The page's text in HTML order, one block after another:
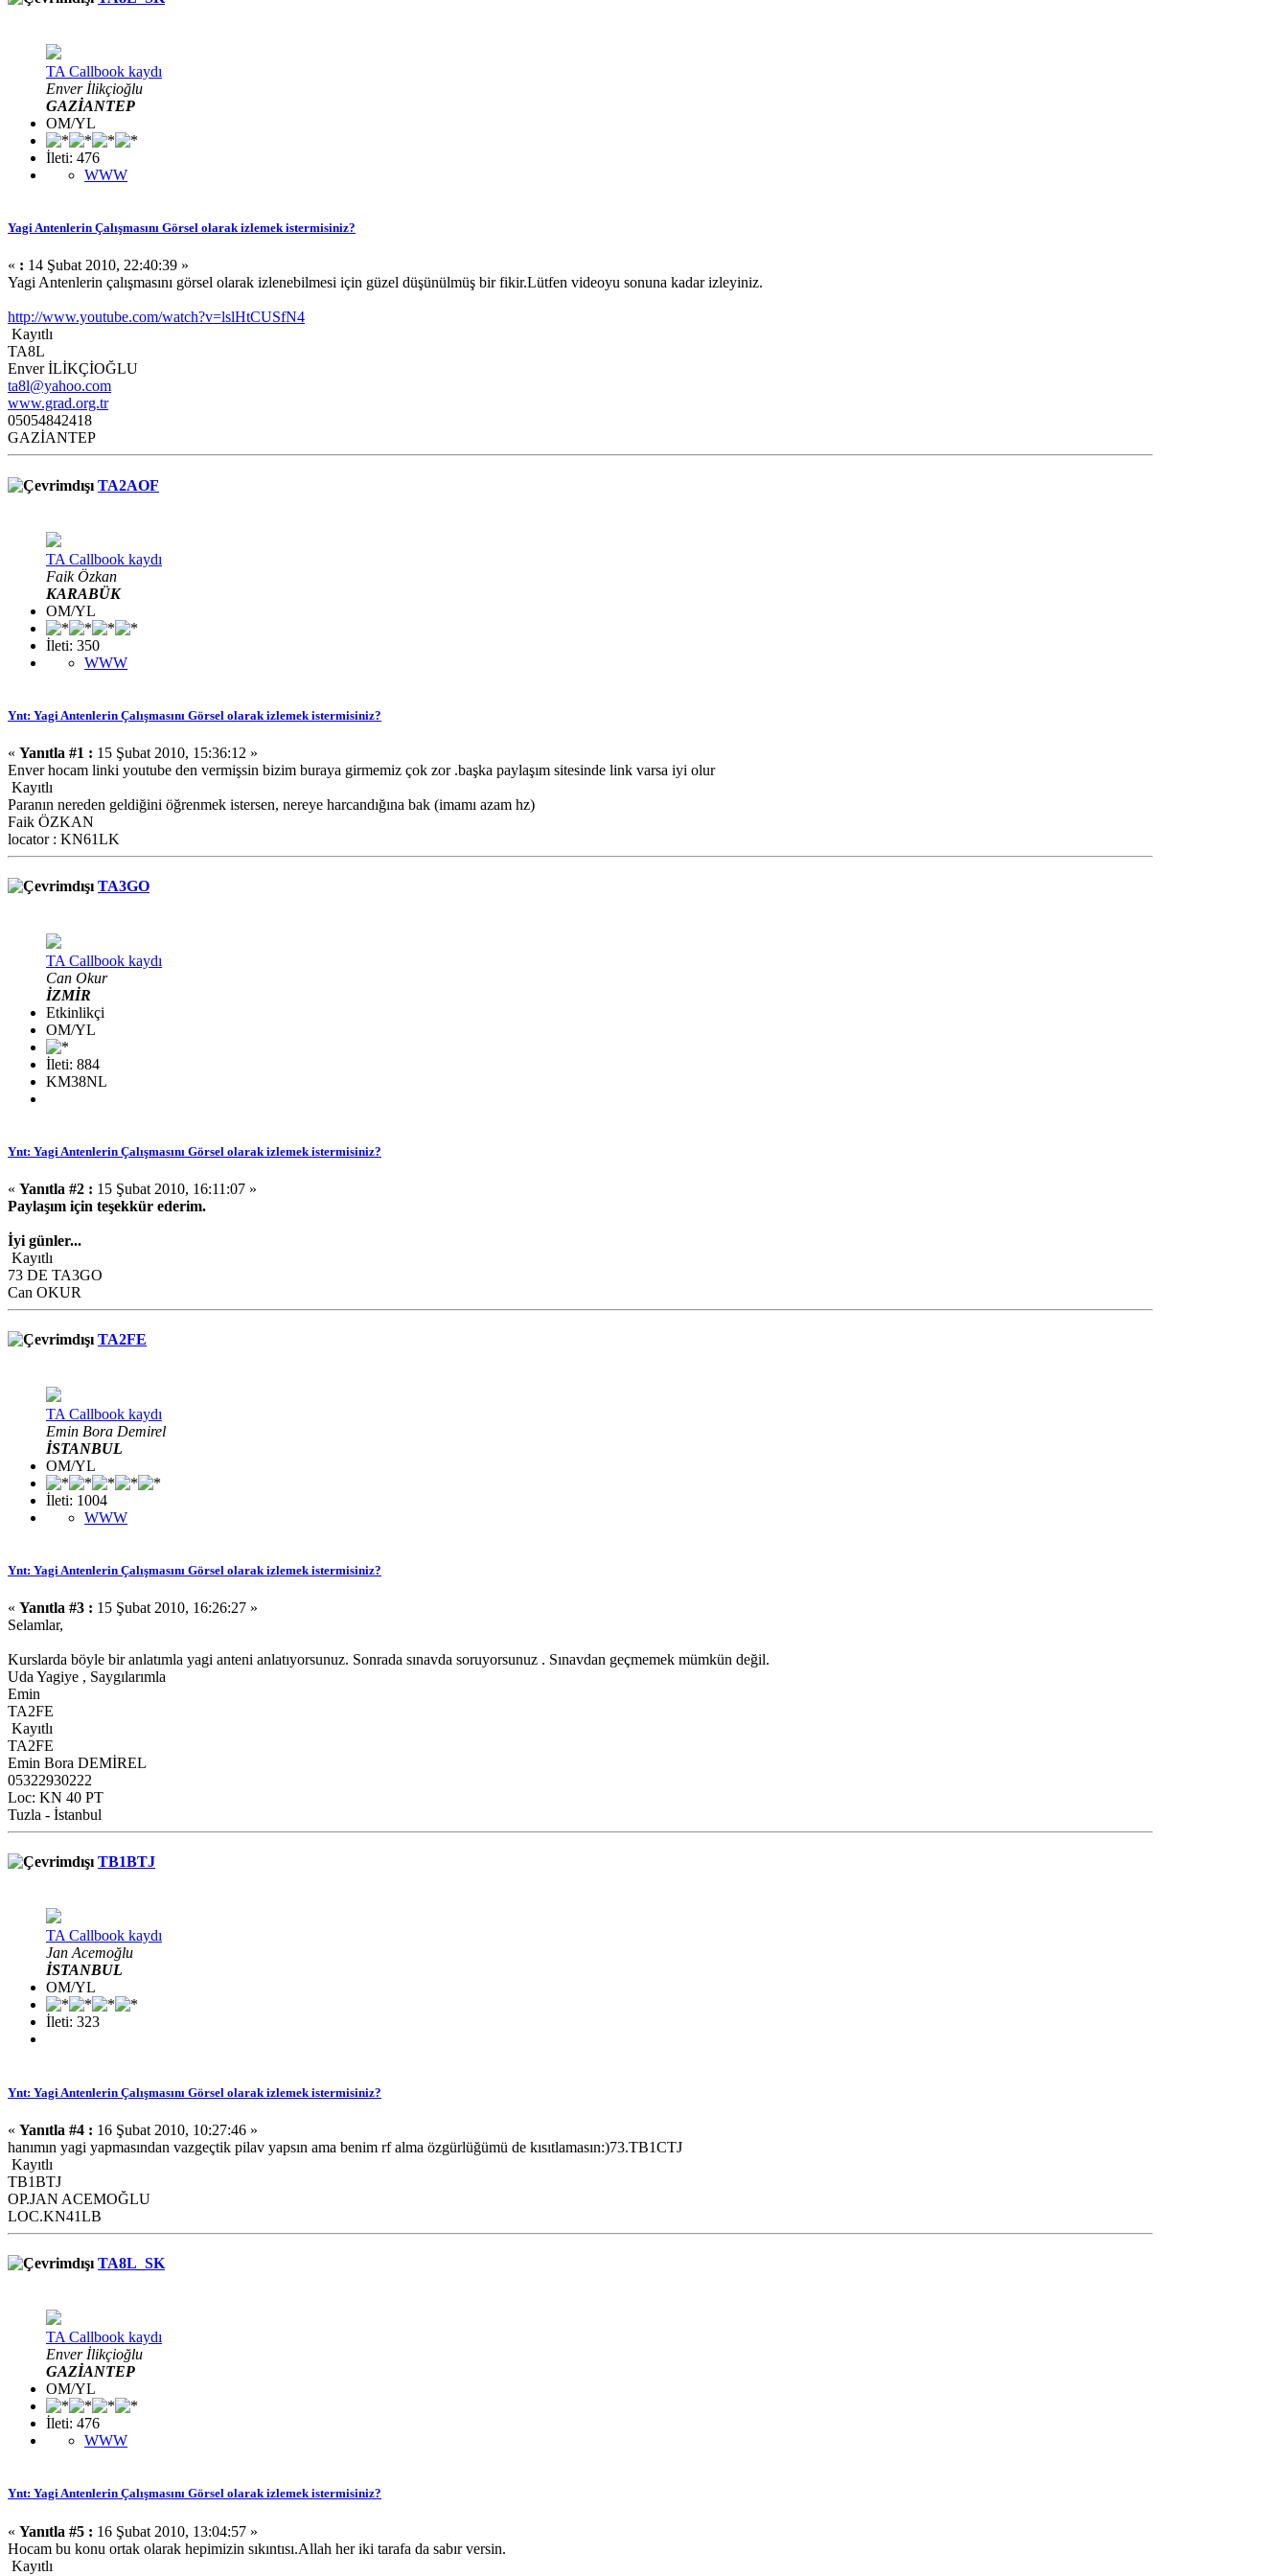
TA Callbook kaydı
Enver İlikçioğlu
GAZİANTEP
OM/YL
İleti: 476
WWW
Yagi Antenlerin Çalışmasını Görsel olarak izlemek istermisiniz?
« : 14 Şubat 2010, 22:40:39 »
Yagi Antenlerin çalışmasını görsel olarak izlenebilmesi için güzel düşünülmüş bir fikir.Lütfen videoyu sonuna kadar izleyiniz.
http://www.youtube.com/watch?v=lslHtCUSfN4
Kayıtlı
TA8L
Enver İLİKÇİOĞLU
ta8l@yahoo.com
www.grad.org.tr
05054842418
GAZİANTEP
TA2AOF
TA Callbook kaydı
Faik Özkan
KARABÜK
OM/YL
İleti: 350
WWW
Ynt: Yagi Antenlerin Çalışmasını Görsel olarak izlemek istermisiniz?
« Yanıtla #1 : 15 Şubat 2010, 15:36:12 »
Enver hocam linki youtube den vermişsin bizim buraya girmemiz çok zor .başka paylaşım sitesinde link varsa iyi olur
Kayıtlı
Paranın nereden geldiğini öğrenmek istersen, nereye harcandığına bak (imamı azam hz)
Faik ÖZKAN
locator : KN61LK
TA3GO
TA Callbook kaydı
Can Okur
İZMİR
Etkinlikçi
OM/YL
İleti: 884
KM38NL
Ynt: Yagi Antenlerin Çalışmasını Görsel olarak izlemek istermisiniz?
« Yanıtla #2 : 15 Şubat 2010, 16:11:07 »
Paylaşım için teşekkür ederim.
İyi günler...
Kayıtlı
73 DE TA3GO
Can OKUR
TA2FE
TA Callbook kaydı
Emin Bora Demirel
İSTANBUL
OM/YL
İleti: 1004
WWW
Ynt: Yagi Antenlerin Çalışmasını Görsel olarak izlemek istermisiniz?
« Yanıtla #3 : 15 Şubat 2010, 16:26:27 »
Selamlar,
Kurslarda böyle bir anlatımla yagi anteni anlatıyorsunuz. Sonrada sınavda soruyorsunuz . Sınavdan geçmemek mümkün değil.
Uda Yagiye , Saygılarımla
Emin
TA2FE
Kayıtlı
TA2FE
Emin Bora DEMİREL
05322930222
Loc: KN 40 PT
Tuzla - İstanbul
TB1BTJ
TA Callbook kaydı
Jan Acemoğlu
İSTANBUL
OM/YL
İleti: 323
Ynt: Yagi Antenlerin Çalışmasını Görsel olarak izlemek istermisiniz?
« Yanıtla #4 : 16 Şubat 2010, 10:27:46 »
hanımın yagi yapmasından vazgeçtik pilav yapsın ama benim rf alma özgürlüğümü de kısıtlamasın:)73.TB1CTJ
Kayıtlı
TB1BTJ
OP.JAN ACEMOĞLU
LOC.KN41LB
TA8L_SK
TA Callbook kaydı
Enver İlikçioğlu
GAZİANTEP
OM/YL
İleti: 476
WWW
Ynt: Yagi Antenlerin Çalışmasını Görsel olarak izlemek istermisiniz?
« Yanıtla #5 : 16 Şubat 2010, 13:04:57 »
Hocam bu konu ortak olarak hepimizin sıkıntısı.Allah her iki tarafa da sabır versin.
Kayıtlı